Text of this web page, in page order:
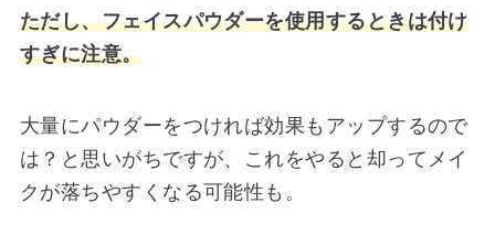
ただし、フェイスパウダーを使用するときは付け
すぎに注意。
大量にパウダーをつければ効果もアップするので
は？と思いがちですが、これをやると却ってメイ
クが落ちやすくなる可能性も。